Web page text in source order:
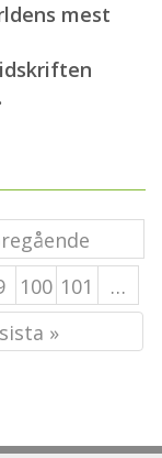
mest
100 101
…
sista »